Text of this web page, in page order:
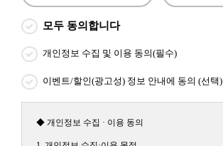
모두 동의합니다
개인정보 수집 및 이용 동의(필수)
이벤트/할인(광고성) 정보 안내에 동의 (선택)
◆ 개인정보 수집 · 이용 동의